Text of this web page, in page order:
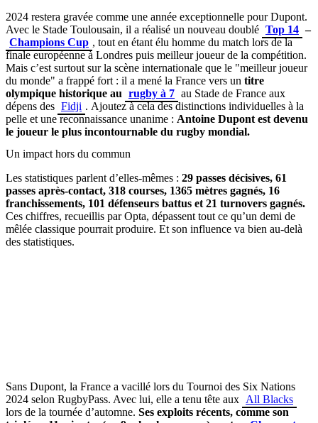
2024 restera gravée comme une année exceptionnelle pour Dupont.
Avec le Stade Toulousain, il a réalisé un nouveau doublé Top 14 –
Champions Cup , tout en étant élu homme du match lors de la
finale européenne à Londres puis meilleur joueur de la compétition.
Mais c’est surtout sur la scène internationale que le "meilleur joueur
du monde" a frappé fort : il a mené la France vers un titre
olympique historique au rugby à 7 au Stade de France aux
dépens des Fidji . Ajoutez à cela des distinctions individuelles à la
pelle et une reconnaissance unanime : Antoine Dupont est devenu
le joueur le plus incontournable du rugby mondial.
Un impact hors du commun
Les statistiques parlent d’elles-mêmes : 29 passes décisives, 61
passes après-contact, 318 courses, 1365 mètres gagnés, 16
franchissements, 101 défenseurs battus et 21 turnovers gagnés.
Ces chiffres, recueillis par Opta, dépassent tout ce qu’un demi de
mêlée classique pourrait produire. Et son influence va bien au-delà
des statistiques.
Sans Dupont, la France a vacillé lors du Tournoi des Six Nations
2024 selon RugbyPass. Avec lui, elle a tenu tête aux All Blacks
lors de la tournée d’automne. Ses exploits récents, comme son